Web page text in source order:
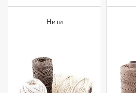
Нити